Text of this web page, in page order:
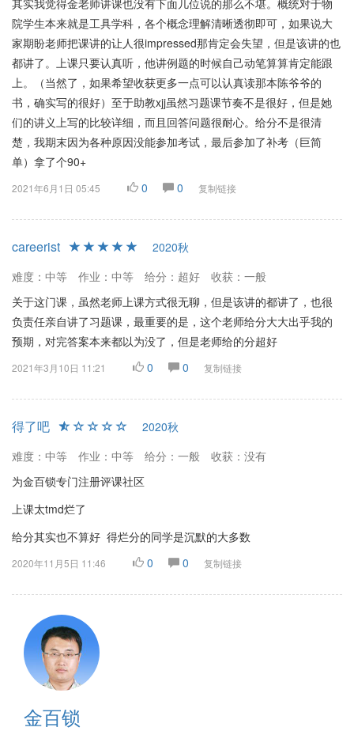
其实我觉得金老师讲课也没有下面几位说的那么不堪。概统对于物
院学生本来就是工具学科，各个概念理解清晰透彻即可，如果说大
家期盼老师把课讲的让人很impressed那肯定会失望，但是该讲的也
都讲了。上课只要认真听，他讲例题的时候自己动笔算算肯定能跟
上。（当然了，如果希望收获更多一点可以认真读那本陈爷爷的
书，确实写的很好）至于助教xjj虽然习题课节奏不是很好，但是她
们的讲义上写的比较详细，而且回答问题很耐心。给分不是很清
楚，我期末因为各种原因没能参加考试，最后参加了补考（巨简
单）拿了个90+
2021年6月1日 05:45 0 0 复制链接
careerist
2020秋
难度：中等
作业：中等 给分：超好
收获：一般
关于这门课，虽然老师上课方式很无聊，但是该讲的都讲了，也很
负责任亲自讲了习题课，最重要的是，这个老师给分大大出乎我的
预期，对完答案本来都以为没了，但是老师给的分超好
2021年3月10日 11:21 0 0 复制链接
得了吧
2020秋
难度：中等
作业：中等 给分：一般
收获：没有
为金百锁专门注册评课社区
上课太tmd烂了
给分其实也不算好 得烂分的同学是沉默的大多数
2020年11月5日 11:46 0 0 复制链接
金百锁